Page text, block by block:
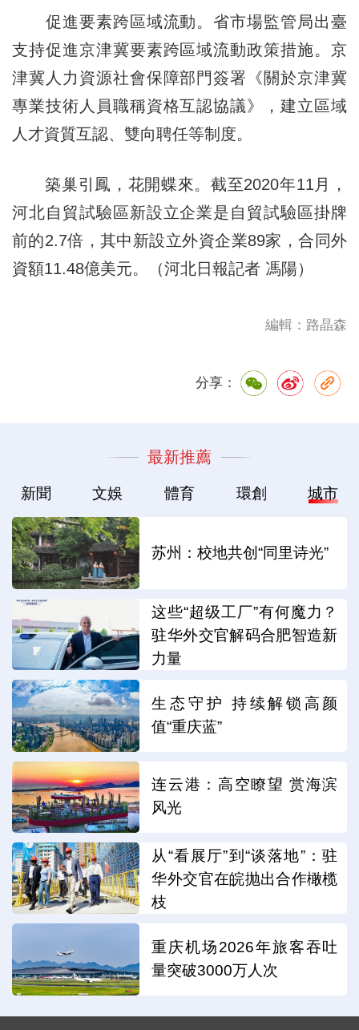
促進要素跨區域流動。省市場監管局出臺
支持促進京津冀要素跨區域流動政策措施。京
津冀人力資源社會保障部門簽署《關於京津冀
專業技術人員職稱資格互認協議》，建立區域
人才資質互認、雙向聘任等制度。
築巢引鳳，花開蝶來。截至2020年11月，
河北自貿試驗區新設立企業是自貿試驗區掛牌
前的2.7倍，其中新設立外資企業89家，合同外
資額11.48億美元。（河北日報記者 馮陽）
編輯：路晶森
分享：
最新推薦
新聞 文娛 體育 環創 城市
苏州：校地共创“同里诗光”
这些“超级工厂”有何魔力？
驻华外交官解码合肥智造新
力量
生态守护 持续解锁高颜
值“重庆蓝”
连云港：高空瞭望 赏海滨
风光
从“看展厅”到“谈落地”：驻
华外交官在皖抛出合作橄榄
枝
重庆机场2026年旅客吞吐
量突破3000万人次